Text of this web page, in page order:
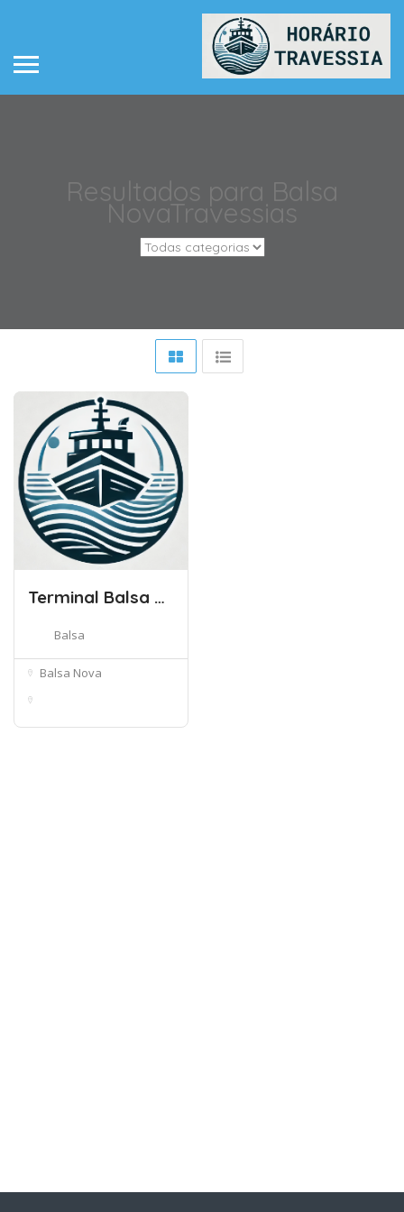
Resultados para Balsa
NovaTravessias
Terminal Balsa Nova
Balsa
Balsa Nova